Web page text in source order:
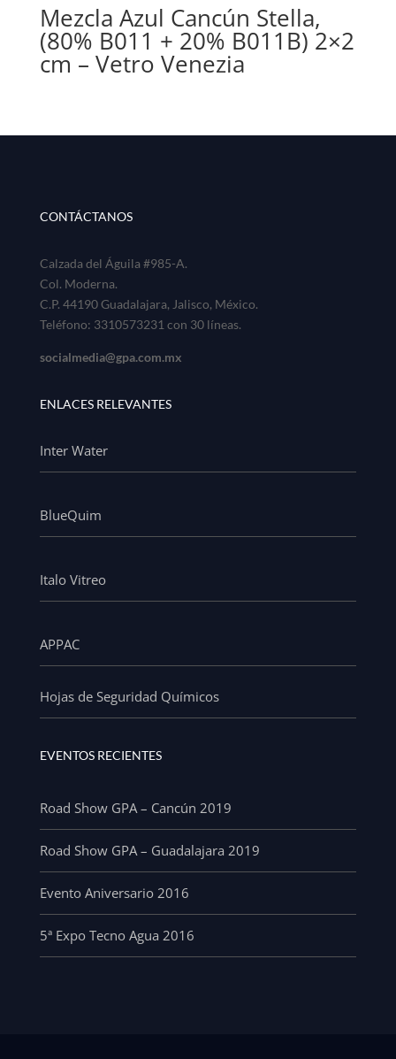
Mezcla Azul Cancún Stella,
(80% B011 + 20% B011B) 2×2
cm – Vetro Venezia
CONTÁCTANOS
Calzada del Águila #985-A.
Col. Moderna.
C.P. 44190 Guadalajara, Jalisco, México.
Teléfono: 3310573231 con 30 líneas.
socialmedia@gpa.com.mx
ENLACES RELEVANTES
Inter Water
BlueQuim
Italo Vitreo
APPAC
Hojas de Seguridad Químicos
EVENTOS RECIENTES
Road Show GPA – Cancún 2019
Road Show GPA – Guadalajara 2019
Evento Aniversario 2016
5ª Expo Tecno Agua 2016